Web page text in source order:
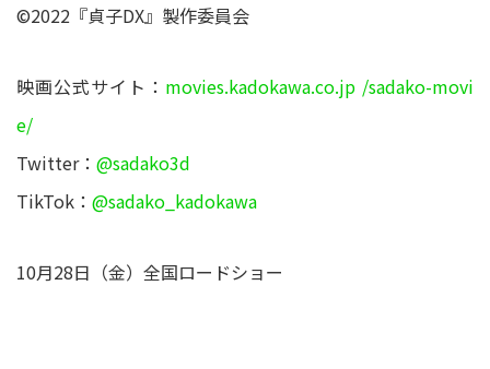
©2022『貞子DX』製作委員会
映画公式サイト： movies.kadokawa.co.jp /sadako-movi
e/
Twitter： @sadako3d
TikTok： @sadako_kadokawa
10月28日（金）全国ロードショー